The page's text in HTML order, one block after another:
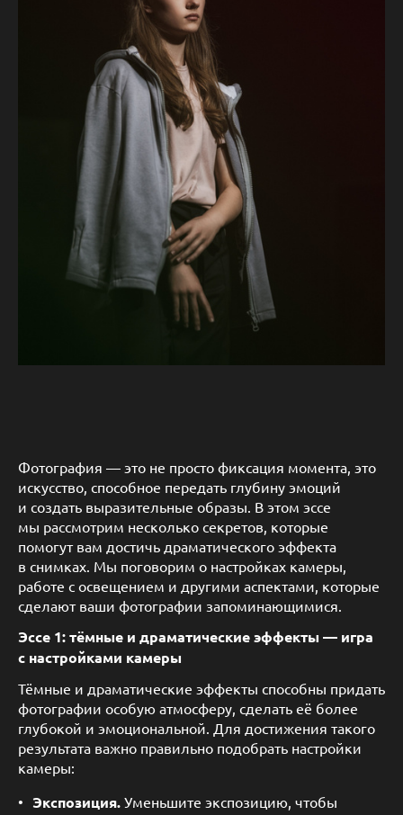
Фотография — это не просто фиксация момента, это
искусство, способное передать глубину эмоций
и создать выразительные образы. В этом эссе
мы рассмотрим несколько секретов, которые
помогут вам достичь драматического эффекта
в снимках. Мы поговорим о настройках камеры,
работе с освещением и другими аспектами, которые
сделают ваши фотографии запоминающимися.
Эссе 1: тёмные и драматические эффекты — игра
с настройками камеры
Тёмные и драматические эффекты способны придать
фотографии особую атмосферу, сделать её более
глубокой и эмоциональной. Для достижения такого
результата важно правильно подобрать настройки
камеры:
Экспозиция. Уменьшите экспозицию, чтобы